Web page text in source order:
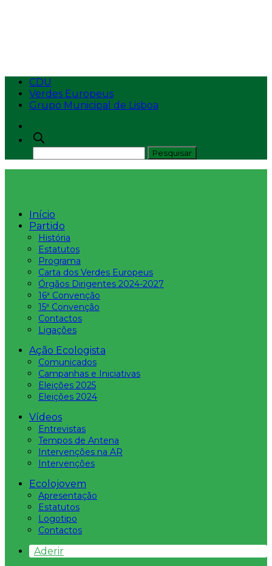
CDU
Verdes Europeus
Grupo Municipal de Lisboa
Início
Partido
História
Estatutos
Programa
Carta dos Verdes Europeus
Órgãos Dirigentes 2024-2027
16ª Convenção
15ª Convenção
Contactos
Ligações
Ação Ecologista
Comunicados
Campanhas e Iniciativas
Eleições 2025
Eleições 2024
Vídeos
Entrevistas
Tempos de Antena
Intervenções na AR
Intervenções
Ecolojovem
Apresentação
Estatutos
Logotipo
Contactos
Aderir